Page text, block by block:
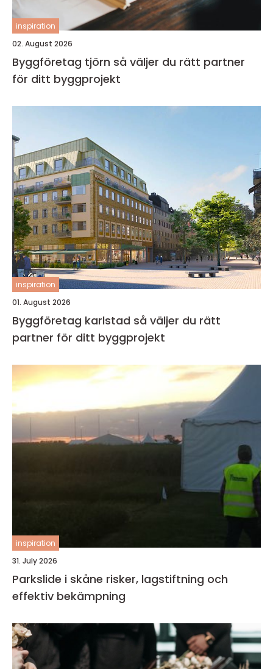
inspiration
02. August 2026
Byggföretag tjörn så väljer du rätt partner
för ditt byggprojekt
inspiration
01. August 2026
Byggföretag karlstad så väljer du rätt
partner för ditt byggprojekt
inspiration
31. July 2026
Parkslide i skåne risker, lagstiftning och
effektiv bekämpning